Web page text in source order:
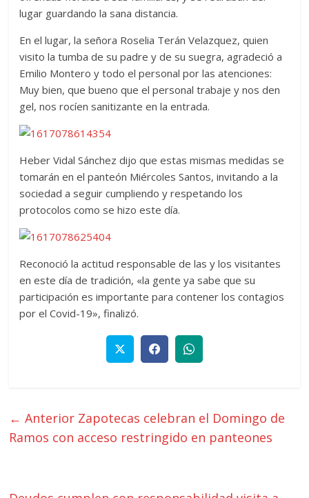
lugar guardando la sana distancia.
En el lugar, la señora Roselia Terán Velazquez, quien
visito la tumba de su padre y de su suegra, agradeció a
Emilio Montero y todo el personal por las atenciones:
Muy bien, que bueno que el personal trabaje y nos den
gel, nos rocíen sanitizante en la entrada.
Heber Vidal Sánchez dijo que estas mismas medidas se
tomarán en el panteón Miércoles Santos, invitando a la
sociedad a seguir cumpliendo y respetando los
protocolos como se hizo este día.
Reconoció la actitud responsable de las y los visitantes
en este día de tradición, «la gente ya sabe que su
participación es importante para contener los contagios
por el Covid-19», finalizó.
← Anterior Zapotecas celebran el Domingo de
Ramos con acceso restringido en panteones